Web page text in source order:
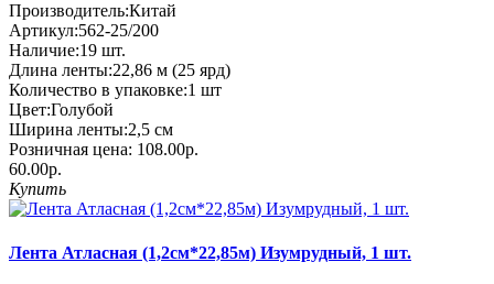
Производитель:Китай
Артикул:562-25/200
Наличие:19 шт.
Длина ленты:22,86 м (25 ярд)
Количество в упаковке:1 шт
Цвет:Голубой
Ширина ленты:2,5 см
Розничная цена: 108.00р.
60.00р.
Купить
Лента Атласная (1,2см*22,85м) Изумрудный, 1 шт.